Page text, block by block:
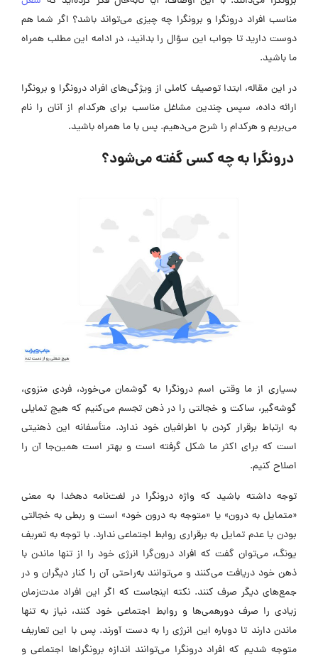
مناسب افراد درونگرا و برونگرا چه چیزی می‌تواند باشد؟ اگر شما هم
دوست دارید تا جواب این سؤال را بدانید، در ادامه این مطلب همراه
ما باشید.
در این مقاله، ابتدا توصیف کاملی از ویژگی‌های افراد درونگرا و برونگرا
ارائه داده، سپس چندین مشاغل مناسب برای هرکدام از آنان را نام
می‌بریم و هرکدام را شرح می‌دهیم. پس با ما همراه باشید.
درونگرا به چه کسی گفته می‌شود؟
بسیاری از ما وقتی اسم درونگرا به گوشمان می‌خورد، فردی منزوی،
گوشه‌گیر، ساکت و خجالتی را در ذهن تجسم می‌کنیم که هیچ تمایلی
به ارتباط برقرار کردن با اطرافیان خود ندارد. متأسفانه این ذهنیتی
است که برای اکثر ما شکل گرفته است و بهتر است همین‌جا آن را
اصلاح کنیم.
توجه داشته باشید که واژه درونگرا در لغت‌نامه دهخدا به معنی
«متمایل به درون» یا «متوجه به درون خود» است و ربطی به خجالتی
بودن یا عدم تمایل به برقراری روابط اجتماعی ندارد. با توجه به تعریف
یونگ، می‌توان گفت که افراد درون‌گرا انرژی خود را از تنها ماندن با
ذهن خود دریافت می‌کنند و می‌توانند به‌راحتی آن را کنار دیگران و در
جمع‌های دیگر صرف کنند. نکته اینجاست که اگر این افراد مدت‌زمان
زیادی را صرف دورهمی‌ها و روابط اجتماعی خود کنند، نیاز به تنها
ماندن دارند تا دوباره این انرژی را به دست آورند. پس با این تعاریف
متوجه شدیم که افراد درونگرا می‌توانند اندازه برونگراها اجتماعی و